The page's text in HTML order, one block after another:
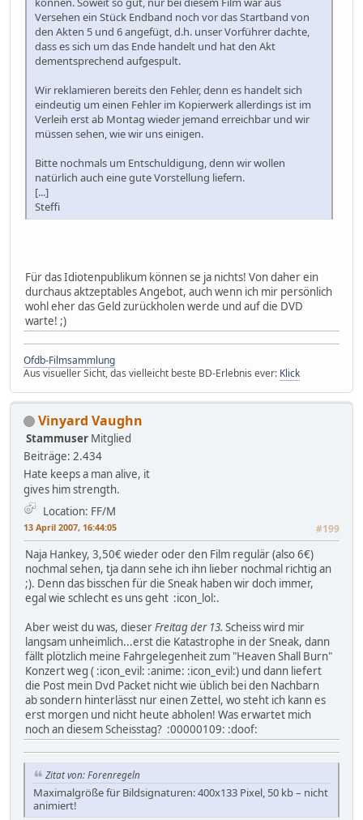
Versehen ein Stück Endband noch vor das Startband von
den Akten 5 und 6 angefügt, d.h. unser Vorführer dachte,
dass es sich um das Ende handelt und hat den Akt
dementsprechend aufgespult.
Wir reklamieren bereits den Fehler, denn es handelt sich
eindeutig um einen Fehler im Kopierwerk allerdings ist im
Verleih erst ab Montag wieder jemand erreichbar und wir
müssen sehen, wie wir uns einigen.
Bitte nochmals um Entschuldigung, denn wir wollen
natürlich auch eine gute Vorstellung liefern.
[...]
Steffi
Für das Idiotenpublikum können se ja nichts! Von daher ein
durchaus aktzeptables Angebot, auch wenn ich mir persönlich
wohl eher das Geld zurückholen werde und auf die DVD
warte! ;)
Ofdb-Filmsammlung
Aus visueller Sicht, das vielleicht beste BD-Erlebnis ever: Klick
Vinyard Vaughn
Stammuser Mitglied
Beiträge: 2.434
Hate keeps a man alive, it
gives him strength.
Location: FF/M
13 April 2007, 16:44:05 #199
Naja Hankey, 3,50€ wieder oder den Film regulär (also 6€)
nochmal sehen, tja dann sehe ich ihn lieber nochmal richtig an
;). Denn das bisschen für die Sneak haben wir doch immer,
egal wie schlecht es uns geht :icon_lol:.
Aber weist du was, dieserFreitag der 13. Scheiss wird mir
langsam unheimlich...erst die Katastrophe in der Sneak, dann
fällt plötzlich meine Fahrgelegenheit zum "Heaven Shall Burn"
Konzert weg ( :icon_evil: :anime: :icon_evil:) und dann liefert
die Post mein Dvd Packet nicht wie üblich bei den Nachbarn
ab sondern hinterlässt nur einen Zettel, wo steht ich kann es
erst morgen und nicht heute abholen! Was erwartet mich
noch an diesem Scheisstag? :00000109: :doof:
Zitat von: Forenregeln
Maximalgröße für Bildsignaturen: 400x133 Pixel, 50 kb – nicht
animiert!